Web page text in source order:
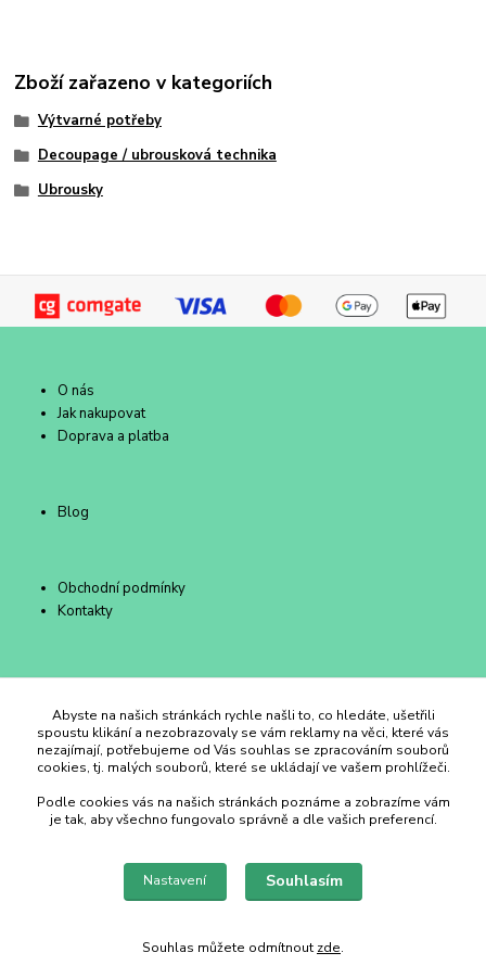
Zboží zařazeno v kategoriích
Výtvarné potřeby
Decoupage / ubrousková technika
Ubrousky
O nás
Jak nakupovat
Doprava a platba
Blog
Obchodní podmínky
Kontakty
Duhový Ateliér Kroměříž
+420 734 258 002
duhovyatelier@email.cz
Abyste na našich stránkách rychle našli to, co hledáte, ušetřili
spoustu klikání a nezobrazovaly se vám reklamy na věci, které vás
nezajímají, potřebujeme od Vás souhlas se zpracováním souborů
cookies, tj. malých souborů, které se ukládají ve vašem prohlížeči.
Podle cookies vás na našich stránkách poznáme a zobrazíme vám
je tak, aby všechno fungovalo správně a dle vašich preferencí.
Nastavení Souhlasím
Souhlas můžete odmítnout zde.